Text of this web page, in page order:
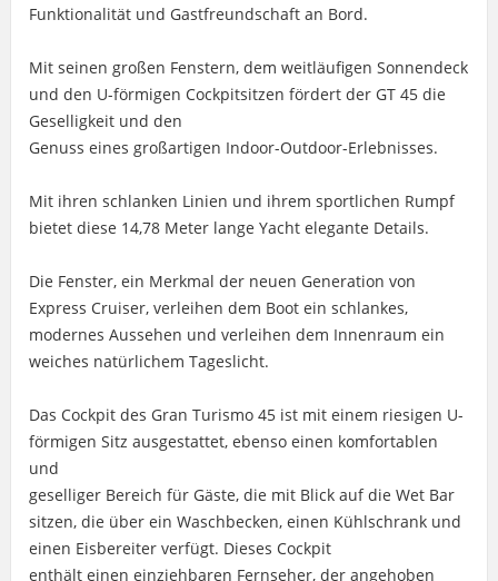
Funktionalität und Gastfreundschaft an Bord.
Mit seinen großen Fenstern, dem weitläufigen Sonnendeck
und den U-förmigen Cockpitsitzen fördert der GT 45 die
Geselligkeit und den
Genuss eines großartigen Indoor-Outdoor-Erlebnisses.
Mit ihren schlanken Linien und ihrem sportlichen Rumpf
bietet diese 14,78 Meter lange Yacht elegante Details.
Die Fenster, ein Merkmal der neuen Generation von
Express Cruiser, verleihen dem Boot ein schlankes,
modernes Aussehen und verleihen dem Innenraum ein
weiches natürlichem Tageslicht.
Das Cockpit des Gran Turismo 45 ist mit einem riesigen U-
förmigen Sitz ausgestattet, ebenso einen komfortablen
und
geselliger Bereich für Gäste, die mit Blick auf die Wet Bar
sitzen, die über ein Waschbecken, einen Kühlschrank und
einen Eisbereiter verfügt. Dieses Cockpit
enthält einen einziehbaren Fernseher, der angehoben